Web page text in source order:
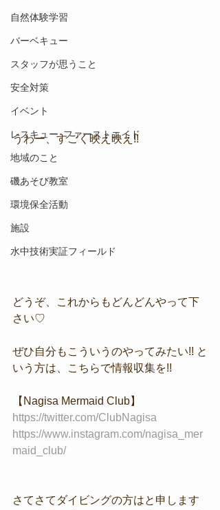
自然体験学習
バーベキュー
スタッフが思うこと
安全対策
イベント
レスキュー･ファーストエイド
地域のこと
磯あそび教室
環境保全活動
施設
水中技術実証フィールド
うわー、すごく映え映え!!
どうぞ、これからもどんどんやって下
さい♡
ぜひ自分もこういうのやってみたい!! と
いう方は、こちらで情報収集を!!
【Nagisa Mermaid Club】
https://twitter.com/ClubNagisa
https://www.instagram.com/nagisa_mer
maid_club/
さてさてダイビングの方はと申します